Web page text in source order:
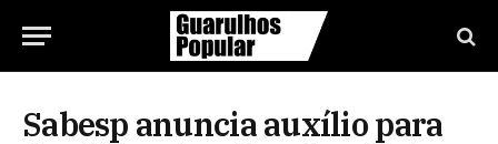
Sabesp anuncia auxílio para